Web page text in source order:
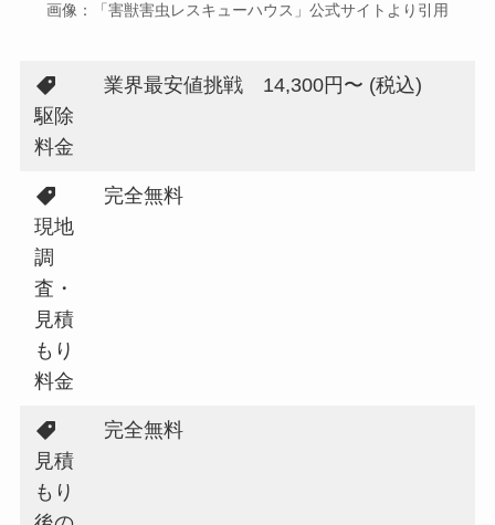
画像：「害獣害虫レスキューハウス」公式サイトより引用
駆除
料金
業界最安値挑戦 14,300円〜 (税込)
現地
調
査・
見積
もり
料金
完全無料
見積
もり
完全無料